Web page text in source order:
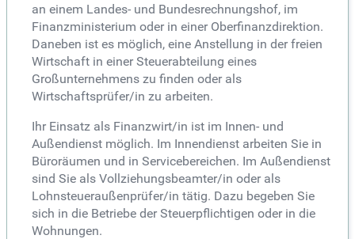
an einem Landes- und Bundesrechnungshof, im
Finanzministerium oder in einer Oberfinanzdirektion.
Daneben ist es möglich, eine Anstellung in der freien
Wirtschaft in einer Steuerabteilung eines
Großunternehmens zu finden oder als
Wirtschaftsprüfer/in zu arbeiten.
Ihr Einsatz als Finanzwirt/in ist im Innen- und
Außendienst möglich. Im Innendienst arbeiten Sie in
Büroräumen und in Servicebereichen. Im Außendienst
sind Sie als Vollziehungsbeamter/in oder als
Lohnsteueraußenprüfer/in tätig. Dazu begeben Sie
sich in die Betriebe der Steuerpflichtigen oder in die
Wohnungen.